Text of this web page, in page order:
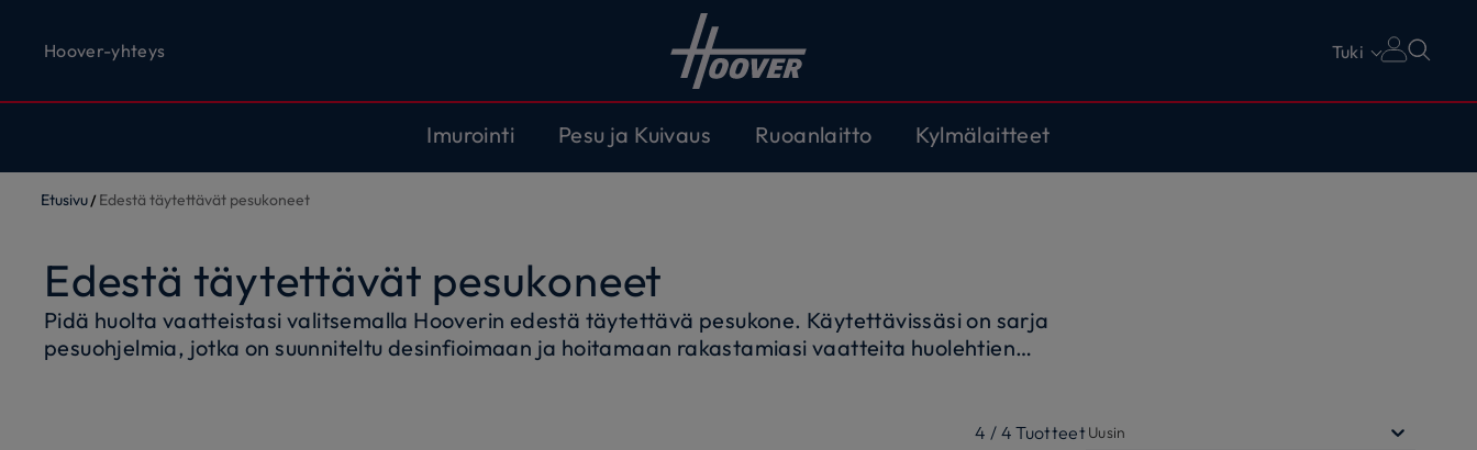
Hoover-yhteys Tuki
Imurointi Pesu ja Kuivaus Ruoanlaitto Kylmälaitteet
Etusivu Edestä täytettävät pesukoneet
Edestä täytettävät pesukoneet
Pidä huolta vaatteistasi valitsemalla Hooverin edestä täytettävä pesukone. Käytettävissäsi on sarja
pesuohjelmia, jotka on suunniteltu desinfioimaan ja hoitamaan rakastamiasi vaatteita huolehtien
kunnioittaen. Älytoimintojen ja hOn-sovelluksen ansiosta voit myös pitää laitteesi koko ajan silmällä
4 / 4 Tuotteet Uusin